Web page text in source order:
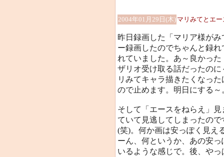
2004年01月29日(木) マリみてとエ
昨日録画した「マリア様が
ー録画したのでちゃんと録
れていました。あ～良かっ
ザリオ受け取る話だったの
リみてキャラ描きたくなっ
ので止めます。明日にする～
そして「エースをねらえ」
ていて見逃してしまったの
(笑)。何か画は安っぽく見
ーん、何というか、あの安
いるような感じで。後、や